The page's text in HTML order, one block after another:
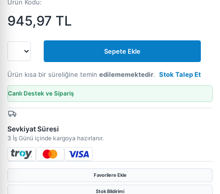
Ürün Kodu:
945,97 TL
Sepete Ekle
Ürün kısa bir süreliğine temin edilememektedir. Stok Talep Et
Canlı Destek ve Sipariş
Sevkiyat Süresi
3 İş Günü içinde kargoya hazırlanır.
Favorilere Ekle
Stok Bildirimi